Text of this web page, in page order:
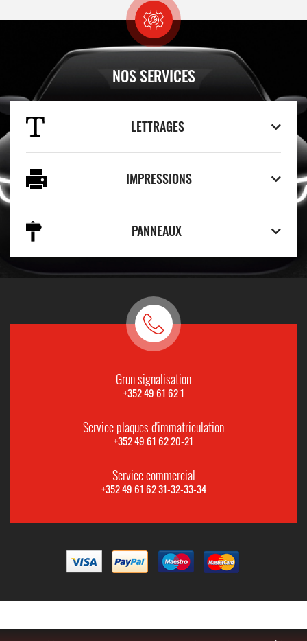
NOS SERVICES
LETTRAGES
IMPRESSIONS
PANNEAUX
Grun signalisation
+352 49 61 62 1
Service plaques d'immatriculation
+352 49 61 62 20-21
Service commercial
+352 49 61 62 31-32-33-34